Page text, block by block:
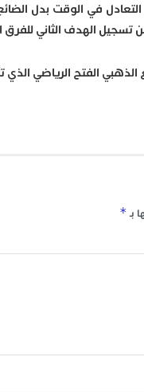
الهدف الثاني للفرق
الذهبي الفتح الرياضي
بـ*